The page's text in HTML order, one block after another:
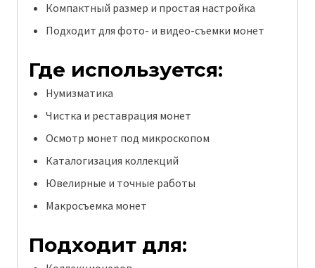
Компактный размер и простая настройка
Подходит для фото- и видео-съемки монет
Где используется:
Нумизматика
Чистка и реставрация монет
Осмотр монет под микроскопом
Каталогизация коллекций
Ювелирные и точные работы
Макросъемка монет
Подходит для: